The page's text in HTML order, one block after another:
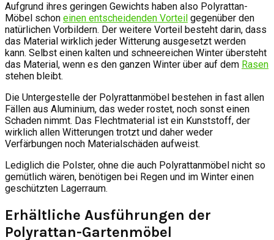
Aufgrund ihres geringen Gewichts haben also Polyrattan-
Möbel schon einen entscheidenden Vorteil gegenüber den
natürlichen Vorbildern. Der weitere Vorteil besteht darin, dass
das Material wirklich jeder Witterung ausgesetzt werden
kann. Selbst einen kalten und schneereichen Winter übersteht
das Material, wenn es den ganzen Winter über auf dem Rasen
stehen bleibt.
Die Untergestelle der Polyrattanmöbel bestehen in fast allen
Fällen aus Aluminium, das weder rostet, noch sonst einen
Schaden nimmt. Das Flechtmaterial ist ein Kunststoff, der
wirklich allen Witterungen trotzt und daher weder
Verfärbungen noch Materialschäden aufweist.
Lediglich die Polster, ohne die auch Polyrattanmöbel nicht so
gemütlich wären, benötigen bei Regen und im Winter einen
geschützten Lagerraum.
Erhältliche Ausführungen der
Polyrattan-Gartenmöbel